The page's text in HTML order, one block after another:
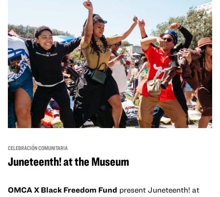
reúnan y se eleven mutuamente con círculos de curación
tanto presenciales como virtuales.
CELEBRACIÓN COMUNITARIA
Juneteenth! at the Museum
OMCA X Black Freedom Fund present Juneteenth! at